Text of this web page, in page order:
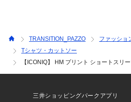
完売カラーの再入荷通知や、ラスト1
▼ブランドのお気に入り登録
TRANSITION_PAZZO ファッショ
Tシャツ・カットソー
【ICONIQ】 HM プリント ショートスリ
三井ショッピングパークアプリ